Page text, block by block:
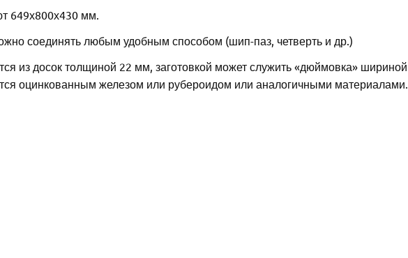
649х800х430 мм.
соединять любым удобным способом (шип-паз, четверть и др.)
из досок толщиной 22 мм, заготовкой может служить «дюймовка» шириной
оцинкованным железом или рубероидом или аналогичными материалами.